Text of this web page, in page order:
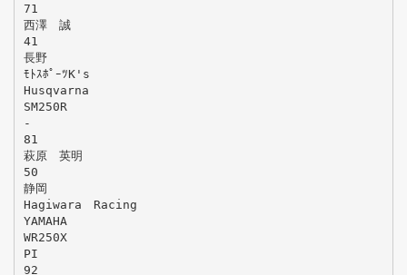
71
西澤 誠
41
長野
ﾓﾄｽﾎﾟｰﾂK's
Husqvarna
SM250R
-
81
萩原 英明
50
静岡
Hagiwara Racing
YAMAHA
WR250X
PI
92